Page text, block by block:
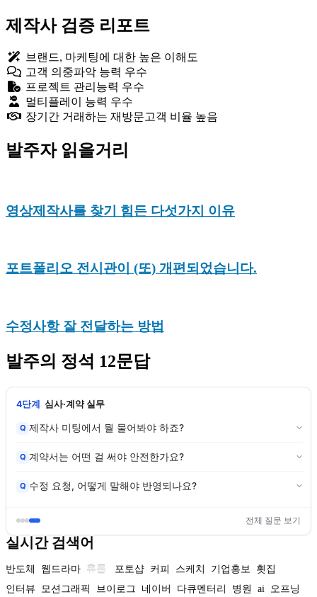
제작사 검증 리포트
브랜드, 마케팅에 대한 높은 이해도
고객 의중파악 능력 우수
프로젝트 관리능력 우수
멀티플레이 능력 우수
장기간 거래하는 재방문고객 비율 높음
발주자 읽을거리
영상제작사를 찾기 힘든 다섯가지 이유
포트폴리오 전시관이 (또) 개편되었습니다.
수정사항 잘 전달하는 방법
발주의 정석 12문답
4단계 심사·계약 실무
Q 제작사 미팅에서 뭘 물어봐야 하죠?
Q 계약서는 어떤 걸 써야 안전한가요?
Q 수정 요청, 어떻게 말해야 반영되나요?
전체 질문 보기
실시간 검색어
반도체 웹드라마 휴롬 포토샵 커피 스케치 기업홍보
횟집
인터뷰
모션그래픽 브이로그 네이버 다큐멘터리 병원 ai
오프닝